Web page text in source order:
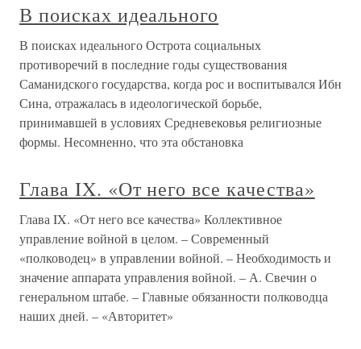
В поисках идеального
В поисках идеального Острота социальных
противоречий в последние годы существования
Саманидского государства, когда рос и воспитывался Ибн
Сина, отражалась в идеологической борьбе,
принимавшей в условиях Средневековья религиозные
формы. Несомненно, что эта обстановка
Глава IX. «От него все качества»
Глава IX. «От него все качества» Коллективное
управление войной в целом. – Современный
«полководец» в управлении войной. – Необходимость и
значение аппарата управления войной. – А. Свечин о
генеральном штабе. – Главные обязанности полководца
наших дней. – «Авторитет»